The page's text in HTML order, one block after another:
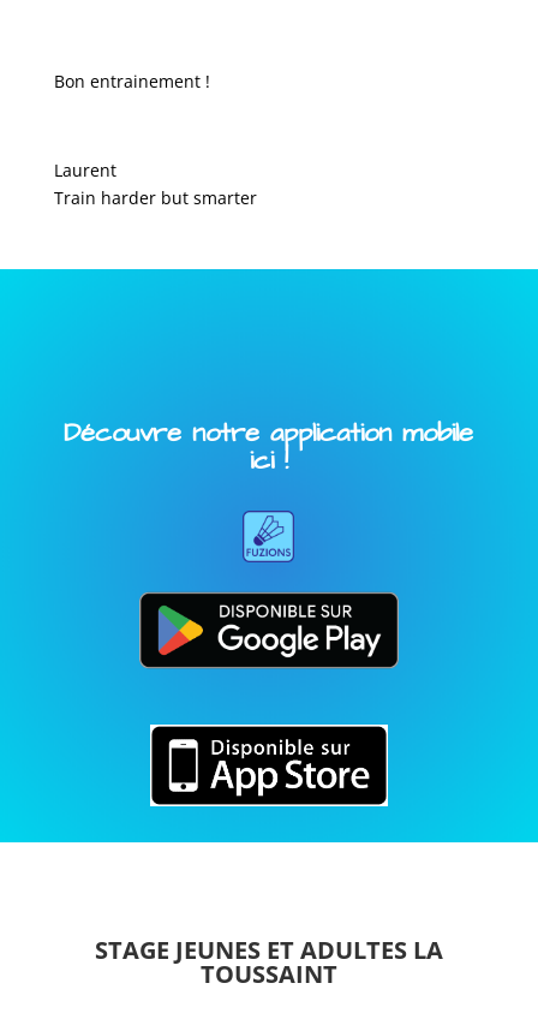
Bon entrainement !
Laurent
Train harder but smarter
Découvre notre application mobile
ici !
STAGE JEUNES ET ADULTES LA
TOUSSAINT